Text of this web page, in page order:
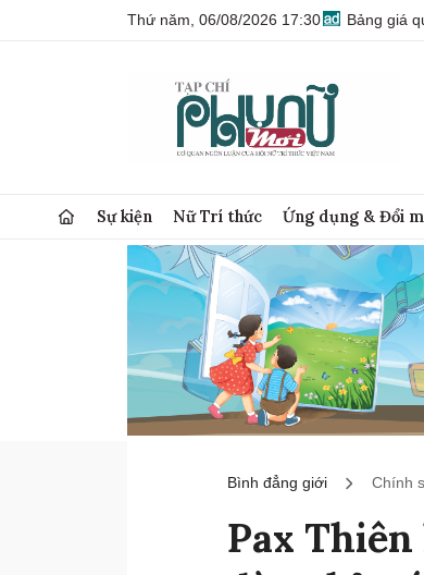
Thứ năm, 06/08/2026 17:30 Bảng giá
Sự kiện Nữ Trí thức Ứng dụng & Đổi
Bình đẳng giới Chính
Pax